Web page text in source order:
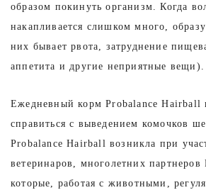
образом покинуть организм. Когда
накапливается слишком много,
них бывает рвота, затруднение
аппетита и другие неприятные вещи).
Ежедневный корм Probalance Hairball
справиться с выведением комочков
Probalance Hairball возникла при
ветеринаров, многолетних партнеров
которые, работая с животными,